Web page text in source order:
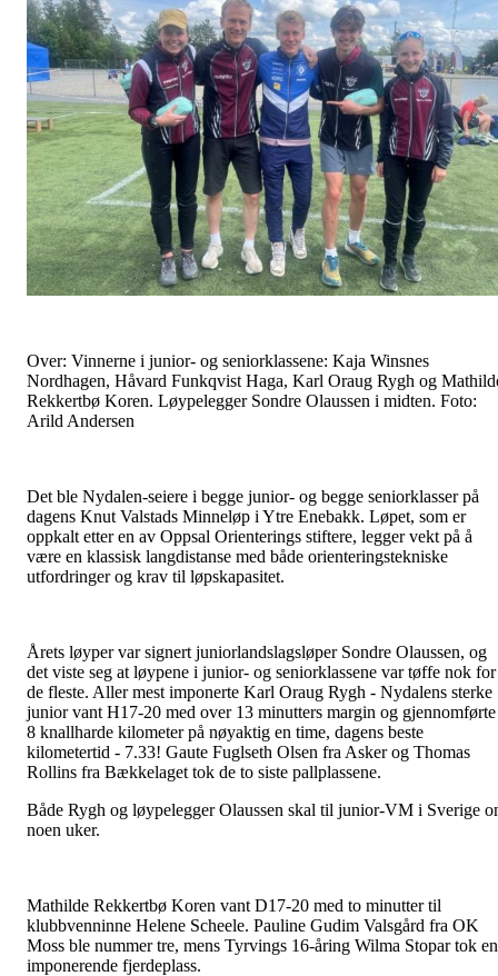
Over: Vinnerne i junior- og seniorklassene: Kaja Winsnes
Nordhagen, Håvard Funkqvist Haga, Karl Oraug Rygh og
Rekkertbø Koren. Løypelegger Sondre Olaussen i midten. Foto:
Arild Andersen
Det ble Nydalen-seiere i begge junior- og begge seniorklasser på
dagens Knut Valstads Minneløp i Ytre Enebakk. Løpet, som er
oppkalt etter en av Oppsal Orienterings stiftere, legger vekt på å
være en klassisk langdistanse med både orienteringstekniske
utfordringer og krav til løpskapasitet.
Årets løyper var signert juniorlandslagsløper Sondre Olaussen, og
det viste seg at løypene i junior- og seniorklassene var tøffe nok for
de fleste. Aller mest imponerte Karl Oraug Rygh - Nydalens sterke
junior vant H17-20 med over 13 minutters margin og gjennomførte
8 knallharde kilometer på nøyaktig en time, dagens beste
kilometertid - 7.33! Gaute Fuglseth Olsen fra Asker og Thomas
Rollins fra Bækkelaget tok de to siste pallplassene.
Både Rygh og løypelegger Olaussen skal til junior-VM i Sverige
noen uker.
Mathilde Rekkertbø Koren vant D17-20 med to minutter til
klubbvenninne Helene Scheele. Pauline Gudim Valsgård fra OK
Moss ble nummer tre, mens Tyrvings 16-åring Wilma Stopar tok en
imponerende fjerdeplass.